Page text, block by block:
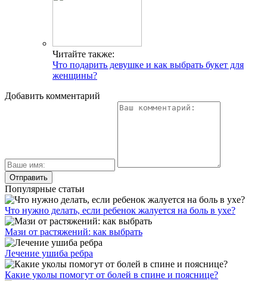
Читайте также:
Что подарить девушке и как выбрать букет для
женщины?
Добавить комментарий
Популярные статьи
Что нужно делать, если ребенок жалуется на боль в ухе?
Мази от растяжений: как выбрать
Лечение ушиба ребра
Какие уколы помогут от болей в спине и пояснице?